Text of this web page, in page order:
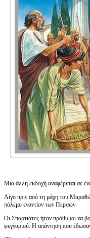
Μια άλλη εκδοχή αναφέρεται σε
Λίγο πριν από τη μάχη του
πόλεμο εναντίον των Περσών.
Οι Σπαρτιάτες ήταν πρόθυμοι να
φεγγαριού. Η απάντηση που